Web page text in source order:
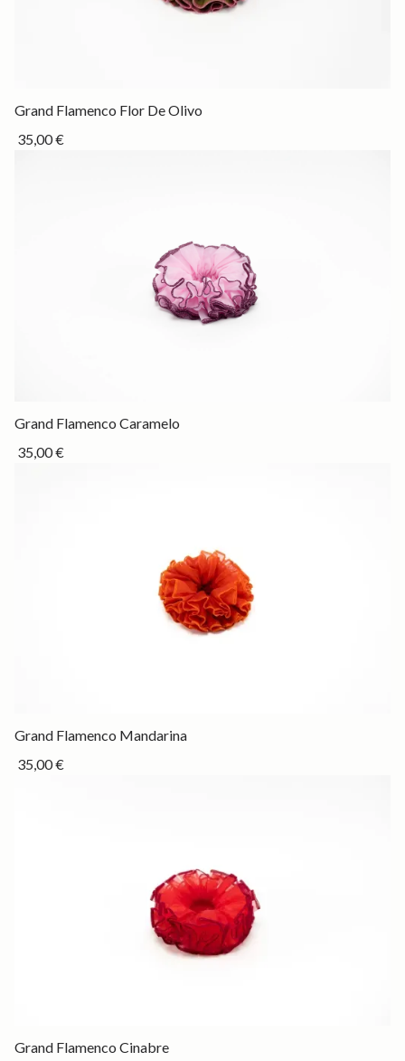
Drop
Grand Flamenco Flor De Olivo
35,00 €
Drop
Grand Flamenco Caramelo
35,00 €
Drop
Grand Flamenco Mandarina
35,00 €
Out of stock
Grand Flamenco Cinabre